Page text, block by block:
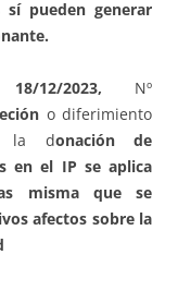
sí pueden generar
12/2023, Nº
o diferimiento
la donación de
en el IP se aplica
misma que se
afectos sobre la